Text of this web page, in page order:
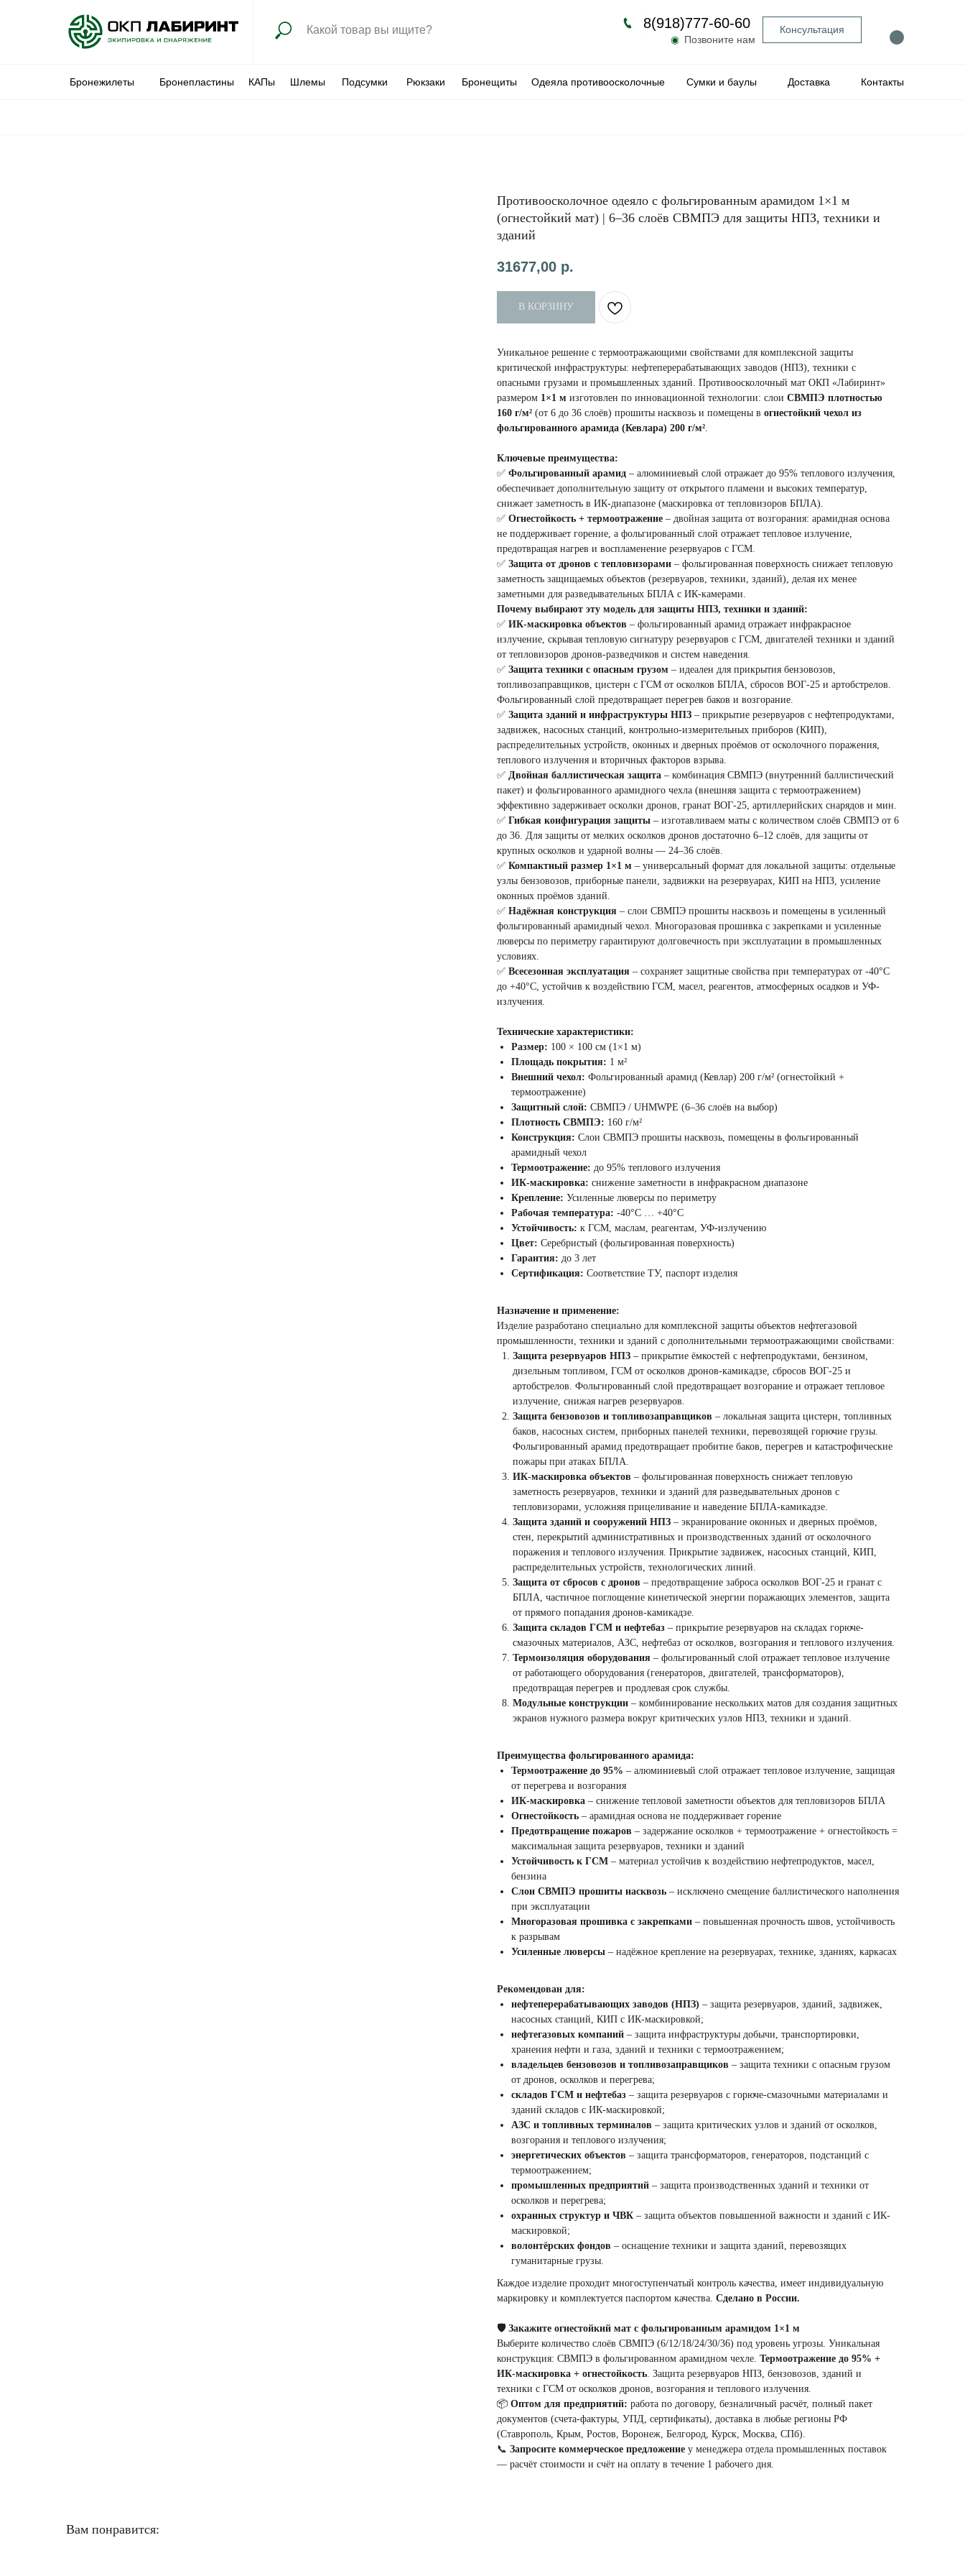
8(918)777-60-60
Позвоните нам
◉
Консультация
Бронежилеты Бронепластины КАПы Доставка
Шлемы Контакты
Подсумки Рюкзаки Сумки и баулы
Бронещиты Одеяла противоосколочные
Противоосколочное одеяло с фольгированным арамидом 1×1 м
(огнестойкий мат) | 6–36 слоёв СВМПЭ для защиты НПЗ, техники и
зданий
31677,00 р.
В КОРЗИНУ
Уникальное решение с термоотражающими свойствами для комплексной защиты
критической инфраструктуры: нефтеперерабатывающих заводов (НПЗ), техники с
опасными грузами и промышленных зданий. Противоосколочный мат ОКП «Лабиринт»
размером 1×1 м изготовлен по инновационной технологии: слои СВМПЭ плотностью
160 г/м² (от 6 до 36 слоёв) прошиты насквозь и помещены в огнестойкий чехол из
фольгированного арамида (Кевлара) 200 г/м².
Ключевые преимущества:
✅ Фольгированный арамид – алюминиевый слой отражает до 95% теплового излучения,
обеспечивает дополнительную защиту от открытого пламени и высоких температур,
снижает заметность в ИК-диапазоне (маскировка от тепловизоров БПЛА).
✅ Огнестойкость + термоотражение – двойная защита от возгорания: арамидная основа
не поддерживает горение, а фольгированный слой отражает тепловое излучение,
предотвращая нагрев и воспламенение резервуаров с ГСМ.
✅ Защита от дронов с тепловизорами – фольгированная поверхность снижает тепловую
заметность защищаемых объектов (резервуаров, техники, зданий), делая их менее
заметными для разведывательных БПЛА с ИК-камерами.
Почему выбирают эту модель для защиты НПЗ, техники и зданий:
✅ ИК-маскировка объектов – фольгированный арамид отражает инфракрасное
излучение, скрывая тепловую сигнатуру резервуаров с ГСМ, двигателей техники и зданий
от тепловизоров дронов-разведчиков и систем наведения.
✅ Защита техники с опасным грузом – идеален для прикрытия бензовозов,
топливозаправщиков, цистерн с ГСМ от осколков БПЛА, сбросов ВОГ-25 и артобстрелов.
Фольгированный слой предотвращает перегрев баков и возгорание.
✅ Защита зданий и инфраструктуры НПЗ – прикрытие резервуаров с нефтепродуктами,
задвижек, насосных станций, контрольно-измерительных приборов (КИП),
распределительных устройств, оконных и дверных проёмов от осколочного поражения,
теплового излучения и вторичных факторов взрыва.
✅ Двойная баллистическая защита – комбинация СВМПЭ (внутренний баллистический
пакет) и фольгированного арамидного чехла (внешняя защита с термоотражением)
эффективно задерживает осколки дронов, гранат ВОГ-25, артиллерийских снарядов и мин.
✅ Гибкая конфигурация защиты – изготавливаем маты с количеством слоёв СВМПЭ от 6
до 36. Для защиты от мелких осколков дронов достаточно 6–12 слоёв, для защиты от
крупных осколков и ударной волны — 24–36 слоёв.
✅ Компактный размер 1×1 м – универсальный формат для локальной защиты: отдельные
узлы бензовозов, приборные панели, задвижки на резервуарах, КИП на НПЗ, усиление
оконных проёмов зданий.
✅ Надёжная конструкция – слои СВМПЭ прошиты насквозь и помещены в усиленный
фольгированный арамидный чехол. Многоразовая прошивка с закрепками и усиленные
люверсы по периметру гарантируют долговечность при эксплуатации в промышленных
условиях.
✅ Всесезонная эксплуатация – сохраняет защитные свойства при температурах от -40°C
до +40°C, устойчив к воздействию ГСМ, масел, реагентов, атмосферных осадков и УФ-
излучения.
Технические характеристики:
Размер: 100 × 100 см (1×1 м)
Площадь покрытия: 1 м²
Внешний чехол: Фольгированный арамид (Кевлар) 200 г/м² (огнестойкий +
термоотражение)
Защитный слой: СВМПЭ / UHMWPE (6–36 слоёв на выбор)
Плотность СВМПЭ: 160 г/м²
Конструкция: Слои СВМПЭ прошиты насквозь, помещены в фольгированный
арамидный чехол
Термоотражение: до 95% теплового излучения
ИК-маскировка: снижение заметности в инфракрасном диапазоне
Крепление: Усиленные люверсы по периметру
Рабочая температура: -40°C … +40°C
Устойчивость: к ГСМ, маслам, реагентам, УФ-излучению
Цвет: Серебристый (фольгированная поверхность)
Гарантия: до 3 лет
Сертификация: Соответствие ТУ, паспорт изделия
Назначение и применение:
Изделие разработано специально для комплексной защиты объектов нефтегазовой
промышленности, техники и зданий с дополнительными термоотражающими свойствами:
Защита резервуаров НПЗ – прикрытие ёмкостей с нефтепродуктами, бензином,
дизельным топливом, ГСМ от осколков дронов-камикадзе, сбросов ВОГ-25 и
артобстрелов. Фольгированный слой предотвращает возгорание и отражает тепловое
излучение, снижая нагрев резервуаров.
Защита бензовозов и топливозаправщиков – локальная защита цистерн, топливных
баков, насосных систем, приборных панелей техники, перевозящей горючие грузы.
Фольгированный арамид предотвращает пробитие баков, перегрев и катастрофические
пожары при атаках БПЛА.
ИК-маскировка объектов – фольгированная поверхность снижает тепловую
заметность резервуаров, техники и зданий для разведывательных дронов с
тепловизорами, усложняя прицеливание и наведение БПЛА-камикадзе.
Защита зданий и сооружений НПЗ – экранирование оконных и дверных проёмов,
стен, перекрытий административных и производственных зданий от осколочного
поражения и теплового излучения. Прикрытие задвижек, насосных станций, КИП,
распределительных устройств, технологических линий.
Защита от сбросов с дронов – предотвращение заброса осколков ВОГ-25 и гранат с
БПЛА, частичное поглощение кинетической энергии поражающих элементов, защита
от прямого попадания дронов-камикадзе.
Защита складов ГСМ и нефтебаз – прикрытие резервуаров на складах горюче-
смазочных материалов, АЗС, нефтебаз от осколков, возгорания и теплового излучения.
Термоизоляция оборудования – фольгированный слой отражает тепловое излучение
от работающего оборудования (генераторов, двигателей, трансформаторов),
предотвращая перегрев и продлевая срок службы.
Модульные конструкции – комбинирование нескольких матов для создания защитных
экранов нужного размера вокруг критических узлов НПЗ, техники и зданий.
Преимущества фольгированного арамида:
Термоотражение до 95% – алюминиевый слой отражает тепловое излучение, защищая
от перегрева и возгорания
ИК-маскировка – снижение тепловой заметности объектов для тепловизоров БПЛА
Огнестойкость – арамидная основа не поддерживает горение
Предотвращение пожаров – задержание осколков + термоотражение + огнестойкость =
максимальная защита резервуаров, техники и зданий
Устойчивость к ГСМ – материал устойчив к воздействию нефтепродуктов, масел,
бензина
Слои СВМПЭ прошиты насквозь – исключено смещение баллистического наполнения
при эксплуатации
Многоразовая прошивка с закрепками – повышенная прочность швов, устойчивость
к разрывам
Усиленные люверсы – надёжное крепление на резервуарах, технике, зданиях, каркасах
Рекомендован для:
нефтеперерабатывающих заводов (НПЗ) – защита резервуаров, зданий, задвижек,
насосных станций, КИП с ИК-маскировкой;
нефтегазовых компаний – защита инфраструктуры добычи, транспортировки,
хранения нефти и газа, зданий и техники с термоотражением;
владельцев бензовозов и топливозаправщиков – защита техники с опасным грузом
от дронов, осколков и перегрева;
складов ГСМ и нефтебаз – защита резервуаров с горюче-смазочными материалами и
зданий складов с ИК-маскировкой;
АЗС и топливных терминалов – защита критических узлов и зданий от осколков,
возгорания и теплового излучения;
энергетических объектов – защита трансформаторов, генераторов, подстанций с
термоотражением;
промышленных предприятий – защита производственных зданий и техники от
осколков и перегрева;
охранных структур и ЧВК – защита объектов повышенной важности и зданий с ИК-
маскировкой;
волонтёрских фондов – оснащение техники и защита зданий, перевозящих
гуманитарные грузы.
Каждое изделие проходит многоступенчатый контроль качества, имеет индивидуальную
маркировку и комплектуется паспортом качества. Сделано в России.
🛡️ Закажите огнестойкий мат с фольгированным арамидом 1×1 м
Выберите количество слоёв СВМПЭ (6/12/18/24/30/36) под уровень угрозы. Уникальная
конструкция: СВМПЭ в фольгированном арамидном чехле. Термоотражение до 95% +
ИК-маскировка + огнестойкость. Защита резервуаров НПЗ, бензовозов, зданий и
техники с ГСМ от осколков дронов, возгорания и теплового излучения.
📦 Оптом для предприятий: работа по договору, безналичный расчёт, полный пакет
документов (счета-фактуры, УПД, сертификаты), доставка в любые регионы РФ
(Ставрополь, Крым, Ростов, Воронеж, Белгород, Курск, Москва, СПб).
📞 Запросите коммерческое предложение у менеджера отдела промышленных поставок
— расчёт стоимости и счёт на оплату в течение 1 рабочего дня.
Вам понравится:
Публичная оферта